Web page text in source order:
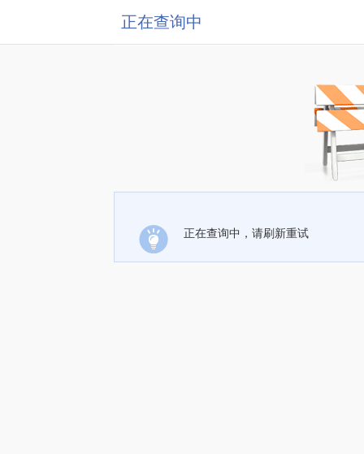
正在查询中
正在查询中，请刷新重试